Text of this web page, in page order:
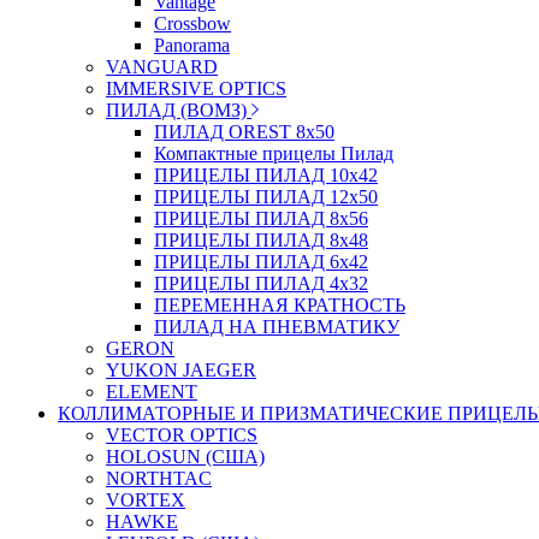
Crossbow
Panorama
VANGUARD
IMMERSIVE OPTICS
ПИЛАД (ВОМЗ)
ПИЛАД OREST 8х50
Компактные прицелы Пилад
ПРИЦЕЛЫ ПИЛАД 10х42
ПРИЦЕЛЫ ПИЛАД 12х50
ПРИЦЕЛЫ ПИЛАД 8х56
ПРИЦЕЛЫ ПИЛАД 8х48
ПРИЦЕЛЫ ПИЛАД 6х42
ПРИЦЕЛЫ ПИЛАД 4х32
ПЕРЕМЕННАЯ КРАТНОСТЬ
ПИЛАД НА ПНЕВМАТИКУ
GERON
YUKON JAEGER
ELEMENT
КОЛЛИМАТОРНЫЕ И ПРИЗМАТИЧЕСКИЕ
VECTOR OPTICS
HOLOSUN (США)
NORTHTAC
VORTEX
HAWKE